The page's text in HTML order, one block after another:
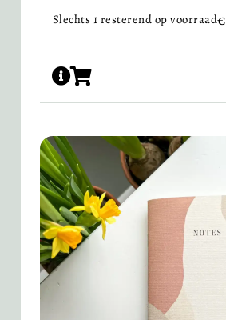
Slechts 1 resterend op voorraad€